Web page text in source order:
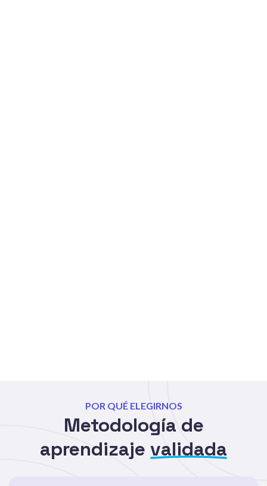
POR QUÉ ELEGIRNOS
Metodología de
aprendizaje validada